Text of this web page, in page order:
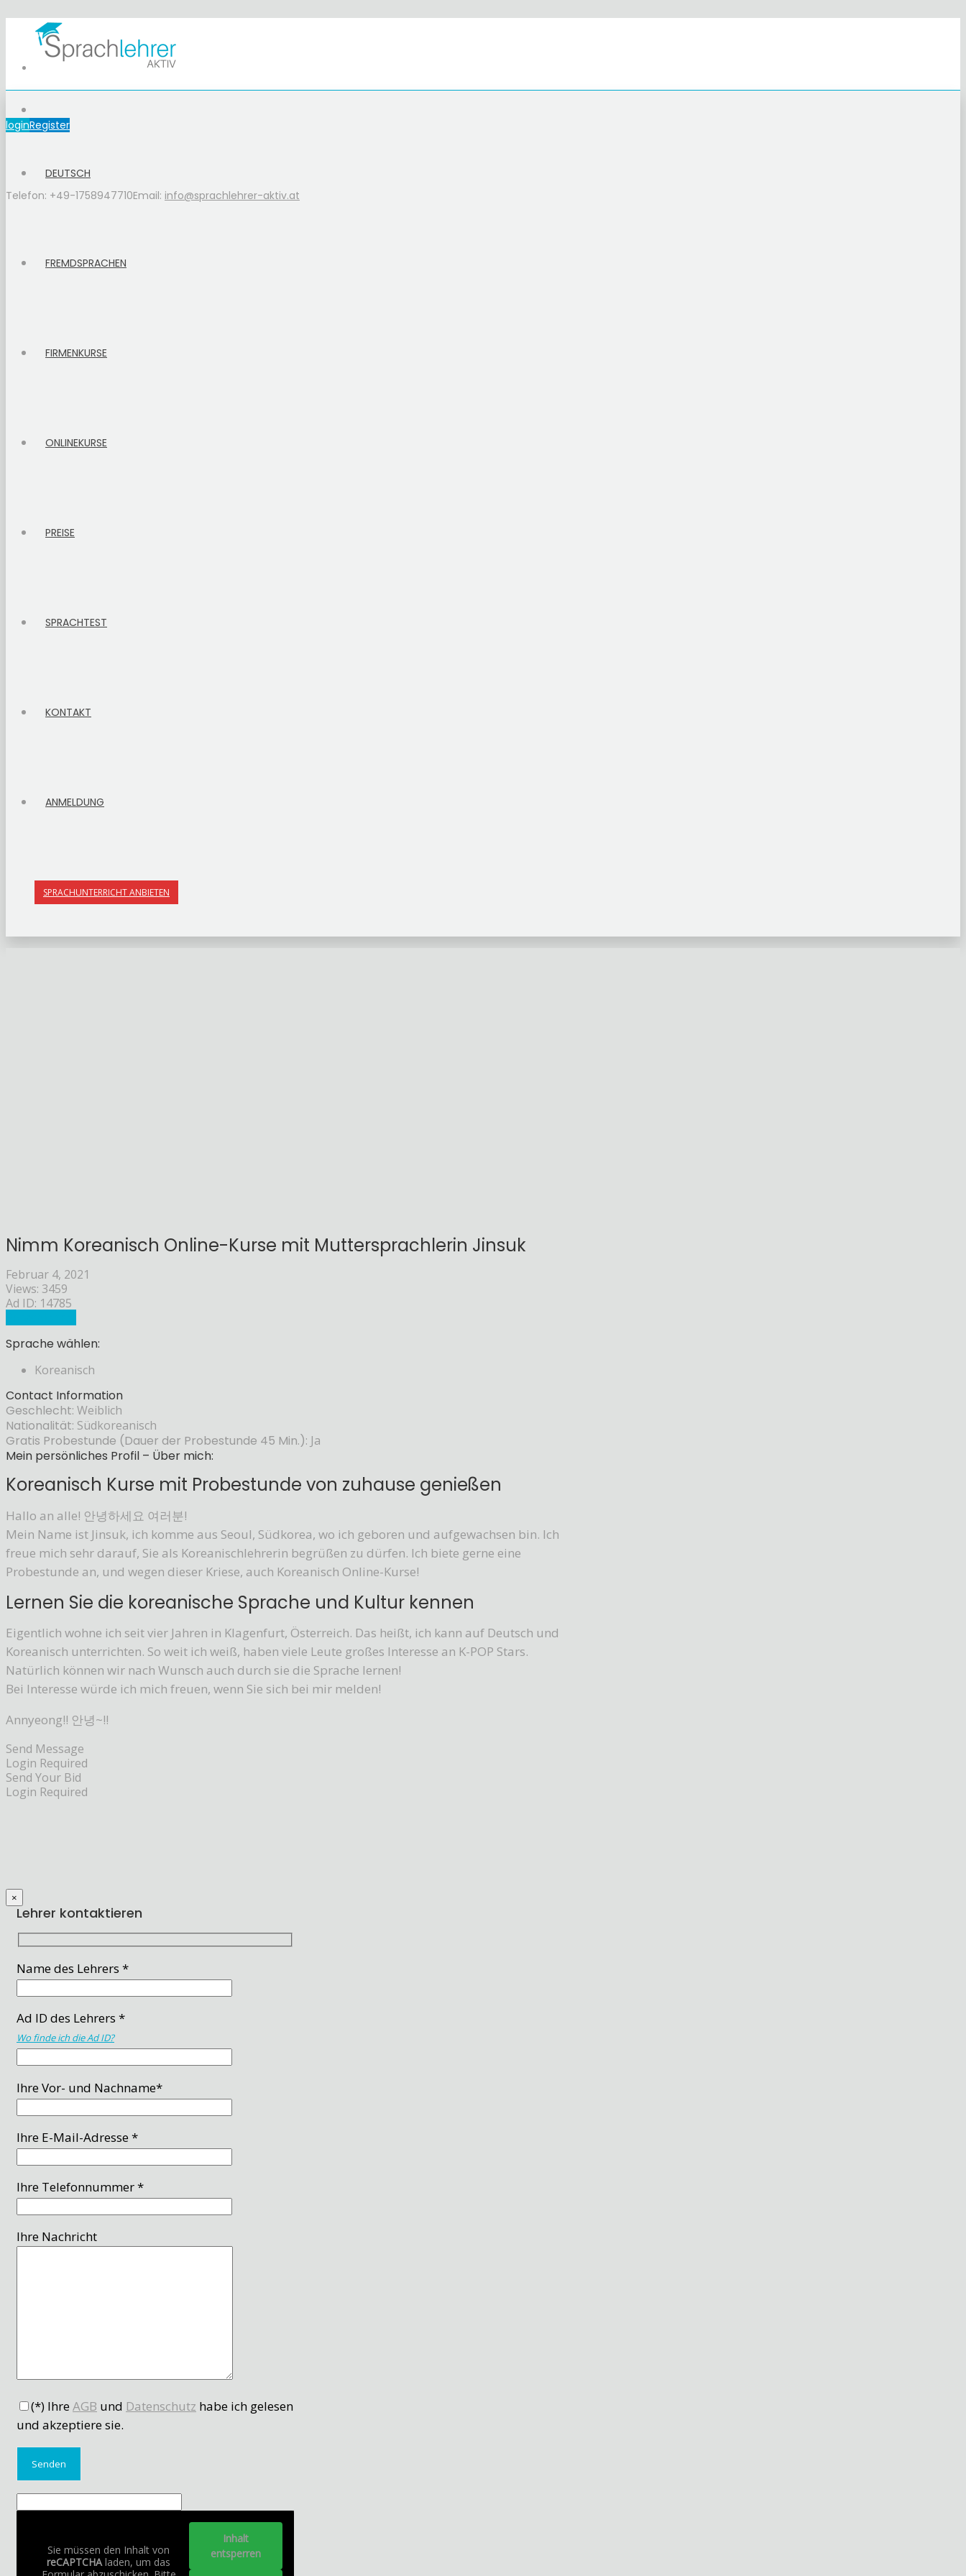
loginRegister
Telefon: +49-1758947710Email: info@sprachlehrer-aktiv.at
DEUTSCH
FREMDSPRACHEN
FIRMENKURSE
ONLINEKURSE
PREISE
SPRACHTEST
KONTAKT
ANMELDUNG
SPRACHUNTERRICHT ANBIETEN
Nimm Koreanisch Online-Kurse mit Muttersprachlerin Jinsuk
Februar 4, 2021
Views: 3459
Ad ID: 14785
Sprache wählen:
Koreanisch
Contact Information
Geschlecht: Weiblich
Nationalität: Südkoreanisch
Gratis Probestunde (Dauer der Probestunde 45 Min.): Ja
Mein persönliches Profil – Über mich:
Koreanisch Kurse mit Probestunde von zuhause genießen
Hallo an alle! 안녕하세요 여러분!
Mein Name ist Jinsuk, ich komme aus Seoul, Südkorea, wo ich geboren und aufgewachsen bin. Ich
freue mich sehr darauf, Sie als Koreanischlehrerin begrüßen zu dürfen. Ich biete gerne eine
Probestunde an, und wegen dieser Kriese, auch Koreanisch Online-Kurse!
Lernen Sie die koreanische Sprache und Kultur kennen
Eigentlich wohne ich seit vier Jahren in Klagenfurt, Österreich. Das heißt, ich kann auf Deutsch und
Koreanisch unterrichten. So weit ich weiß, haben viele Leute großes Interesse an K-POP Stars.
Natürlich können wir nach Wunsch auch durch sie die Sprache lernen!
Bei Interesse würde ich mich freuen, wenn Sie sich bei mir melden!
Annyeong!! 안녕~!!
Send Message
Login Required
Send Your Bid
Login Required
×
Lehrer kontaktieren
Name des Lehrers *
Ad ID des Lehrers *
Wo finde ich die Ad ID?
Ihre Vor- und Nachname*
Ihre E-Mail-Adresse *
Ihre Telefonnummer *
Ihre Nachricht
(*) IhreAGB und Datenschutz habe ich gelesen
und akzeptiere sie.
Sie müssen den Inhalt von
reCAPTCHAladen, um das
Inhalt
entsperren